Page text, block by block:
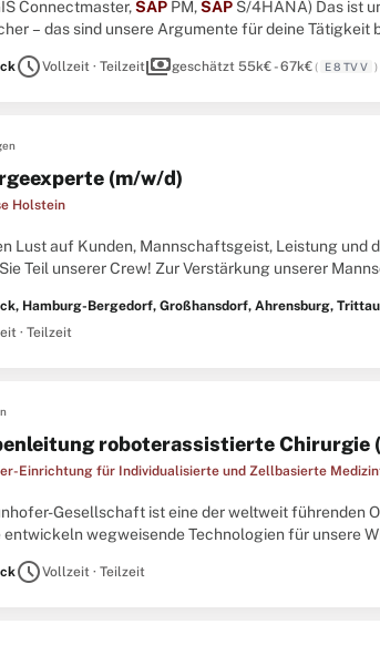
Connectmaster,SAP PM,SAP S/4HANA) Das ist
– das sind unsere Argumente für deine
scheduleVollzeit · Teilzeitpaymentsgeschätzt 55k€ - 67k€( E 8 TV V )
(m/w/d)
Holstein
Lust auf Kunden, Mannschaftsgeist, Leistung und
Teil unserer Crew! Zur Verstärkung unserer
Hamburg-Bergedorf, Großhansdorf, Ahrensburg,
· Teilzeit
roboterassistierte Chirurgie
Einrichtung für Individualisierte und Zellbasierte
Gesellschaft ist eine der weltweit führenden
entwickeln wegweisende Technologien für unsere
scheduleVollzeit · Teilzeit